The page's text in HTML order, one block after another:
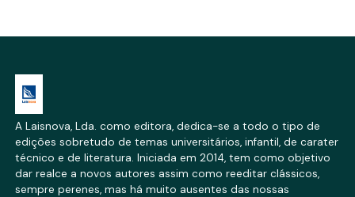
A Laisnova, Lda. como editora, dedica-se a todo o tipo de
edições sobretudo de temas universitários, infantil, de carater
técnico e de literatura. Iniciada em 2014, tem como objetivo
dar realce a novos autores assim como reeditar clássicos,
sempre perenes, mas há muito ausentes das nossas